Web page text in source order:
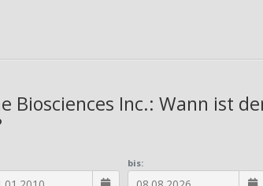
Biosciences Inc.: Wann ist
bis: